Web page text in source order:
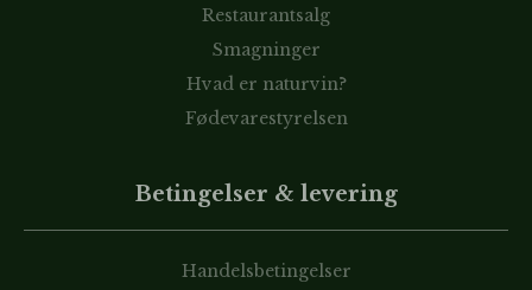
Restaurantsalg
Smagninger
Hvad er naturvin?
Fødevarestyrelsen
Betingelser & levering
Handelsbetingelser